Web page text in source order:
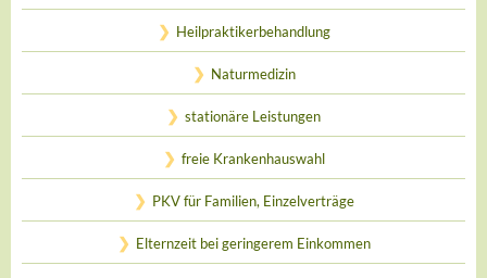
Heilpraktikerbehandlung
Naturmedizin
stationäre Leistungen
freie Krankenhauswahl
PKV für Familien, Einzelverträge
Elternzeit bei geringerem Einkommen